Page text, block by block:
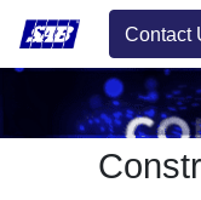
Contact